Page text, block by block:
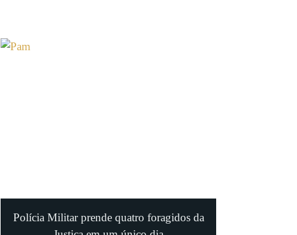
Polícia Militar prende quatro foragidos da